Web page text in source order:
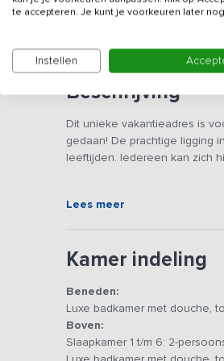
Beschrijving
Dit unieke vakantieadres is
gedaan! De prachtige ligging
leeftijden. Iedereen kan zich
met een zithoek en eethoek.
zich tevens goed leent voor
Op de bovenverdieping vind
je gegarandeerd bent van
onder ons is er een
ruime, luxe badkamers met
Lees meer
Kamer indeling
Beneden:
Luxe badkamer met douche,
Boven:
Slaapkamer 1 t/m 6: 2-
te accepteren. Je kunt je voorkeuren later
Instellen